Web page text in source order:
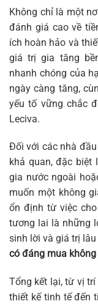
Không chỉ là một
đánh giá cao về
ích hoàn hảo và
giá trị gia tăng
nhanh chóng của
ngày càng tăng,
yếu tố vững chắc
Leciva.
Đối với các nhà
khả quan, đặc biệt
gia nước ngoài
muốn một không
ổn định từ việc
tương lai là những
sinh lời và giá trị
có đáng mua không
Tổng kết lại, từ vị
thiết kế tinh tế đến